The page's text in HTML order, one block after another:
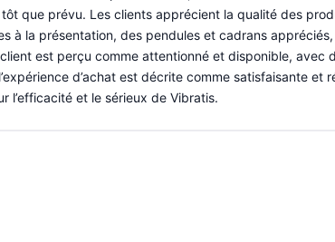
que prévu. Les clients apprécient la qualité des
à la présentation, des pendules et cadrans
est perçu comme attentionné et disponible, avec
d’achat est décrite comme satisfaisante
l’efficacité et le sérieux de Vibratis.